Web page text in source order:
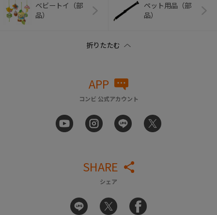
ベビートイ（部
品）
ペット用品（部
品）
APP
コンビ 公式アカウント
SHARE
シェア